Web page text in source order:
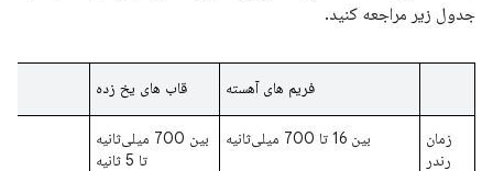
جدول زیر مراجعه کنید.
فریم های آهسته قاب های یخ زده
زمان
رندر
بین 16 تا 700 میلی‌ثانیه
بین 700 میلی‌ثانیه
تا 5 ثانیه